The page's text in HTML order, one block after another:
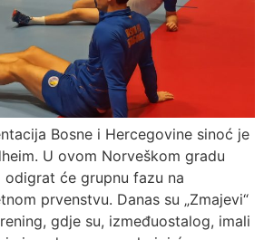
Bosne i Hercegovine sinoć je
U ovom Norveškom gradu
odigrat će grupnu fazu na
prvenstvu. Danas su „Zmajevi“
gdje su, izmeđuostalog, imali